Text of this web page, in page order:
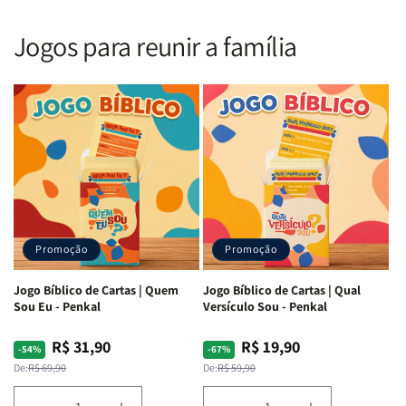
Almeida
Letra
Média
Full
Color
Brochura
Rei
Leão
Almeida
Letra
Média
&amp;
Full
Color
|
Brochura
|
Rei
Leão
PPM
|
|
Full
Color
Capa
Dura
Harpa
|
-
Cruz
Laranja
|
Full
Color
|
Capa
Dura
Harpa
|
-
Cruz
Laranja
Jogos para reunir a família
Promoção
Jogo Bíblico de Cartas | Quem
Sou Eu - Penkal
-54%
Preço
normal
De:R$ 69,90
Preço
promocional
R$ 31,90
Promoção
Jogo Bíblico de Cartas | Qual
Versículo Sou - Penkal
-67%
Preço
normal
De:R$ 59,90
Preço
promocional
R$ 19,90